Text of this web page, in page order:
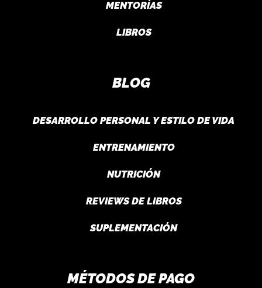
MENTORÍAS
LIBROS
BLOG
DESARROLLO PERSONAL Y ESTILO DE VIDA
ENTRENAMIENTO
NUTRICIÓN
REVIEWS DE LIBROS
SUPLEMENTACIÓN
MÉTODOS DE PAGO